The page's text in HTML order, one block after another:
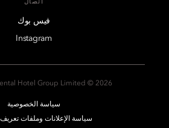
اتصال
فيس بوك
Instagram
2026 © Mandarin Oriental Hotel Group Limited
سياسة الخصوصية
سياسة الإعلانات وملفات تعريف